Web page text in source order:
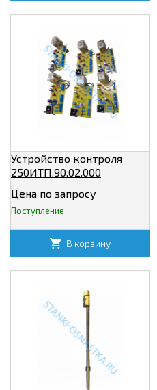
Устройство контроля
250ИТП.90.02.000
Цена по запросу
Поступление
В корзину